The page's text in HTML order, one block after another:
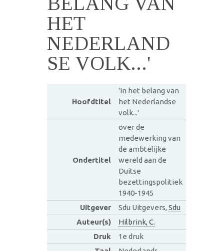
HET
NEDERLAND
SE VOLK...'
Hoofdtitel
'In het belang van
het Nederlandse
volk...'
Ondertitel
over de
medewerking van
de ambtelijke
wereld aan de
Duitse
bezettingspolitiek
1940-1945
Uitgever
Sdu Uitgevers, Sdu
Auteur(s)
Hilbrink, C.
Druk
1e druk